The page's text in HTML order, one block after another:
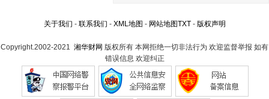
关于我们 - 联系我们 - XML地图 - 网站地图TXT- 版权声明
Copyright.2002-2021 湘华财网 版权所有 本网拒绝一切非法行为 欢迎监督举报 如有
错误信息 欢迎纠正